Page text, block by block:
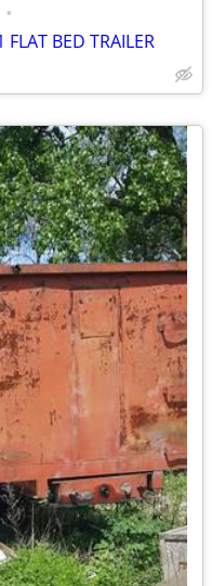
•
BED TRAILER